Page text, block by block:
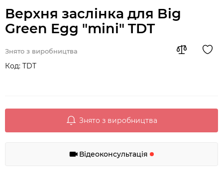
Верхня заслінка для Big
Green Egg "mini" TDT
Знято з виробництва
Код: TDT
Знято з виробництва
Відеоконсультація